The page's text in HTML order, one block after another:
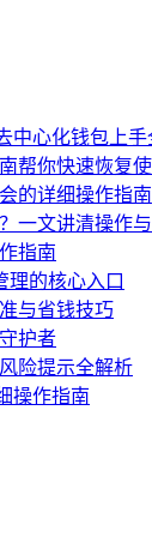
中心化钱包上
帮你快速恢复
的详细操作指南
一文讲清操作
指南
理的核心入口
与省钱技巧
护者
险提示全解析
操作指南